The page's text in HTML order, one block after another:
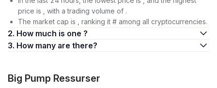
price is , with a trading volume of .
The market cap is , ranking it # among all cryptocurrencies.
2. How much is one ?
3. How many are there?
Big Pump Ressurser